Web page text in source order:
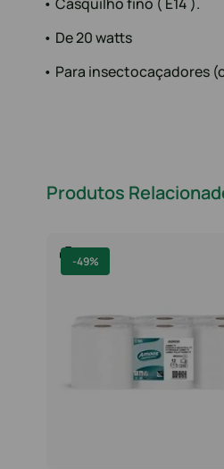
• De 20 watts
• Para insectocaçadores
Produtos
-49%